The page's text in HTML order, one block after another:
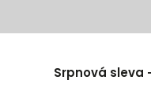
Srpnová sleva